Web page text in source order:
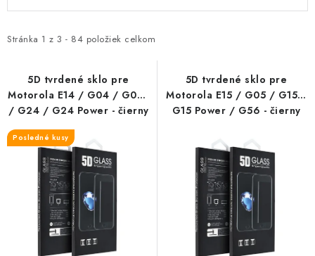
PRÍSLUŠENSTVO K NOTEBOOKOM A PC
BATÉRIE VARTA
MULTIMÉDIÁ
KAMERY
OSTATNÉ PRÍSLUŠENSTVO
VÝPREDAJ
i
r
o
d
Stránka 1 z 3 - 84 položiek celkom
e
e
p
r
5D tvrdené sklo pre
Motorola E14 / G04 / G04s
/ G24 / G24 Power - čierny
okraj
Posledné kusy
5D tvrdené sklo pre
Motorola E15 / G05 / G15 /
G15 Power / G56 - čierny